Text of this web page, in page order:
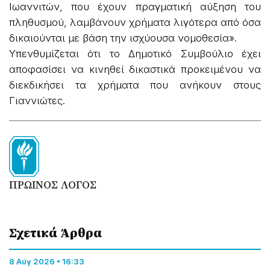
Ιωαννιτών, που έχουν πραγματική αύξηση του
πληθυσμού, λαμβάνουν χρήματα λιγότερα από όσα
δικαιούνται με βάση την ισχύουσα νομοθεσία».
Υπενθυμίζεται ότι το Δημοτικό Συμβούλιο έχει
αποφασίσει να κινηθεί δικαστικά προκειμένου να
διεκδικήσει τα χρήματα που ανήκουν στους
Γιαννιώτες.
ΠΡΩΙΝΟΣ ΛΟΓΟΣ
Σχετικά Άρθρα
8 Αύγ 2026 • 16:33